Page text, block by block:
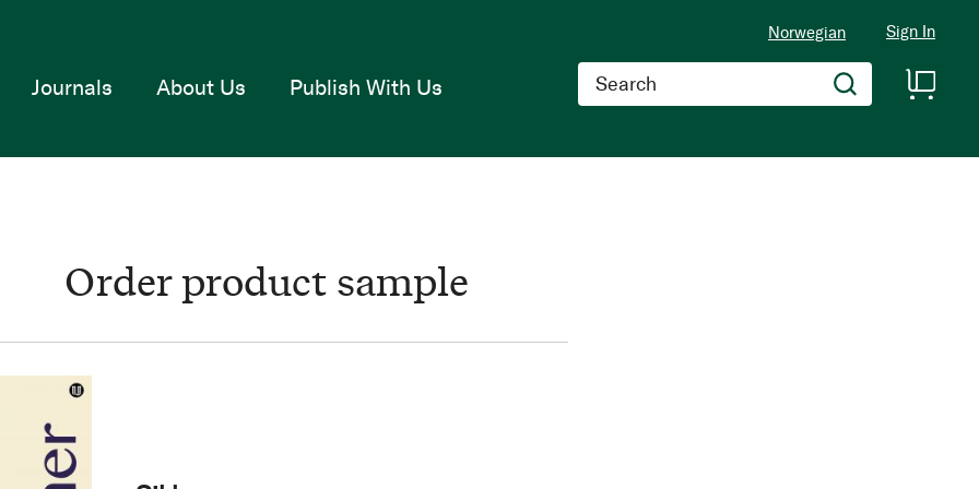
Norwegian Sign In
Search
Journals About Us Publish With Us
Order product sample